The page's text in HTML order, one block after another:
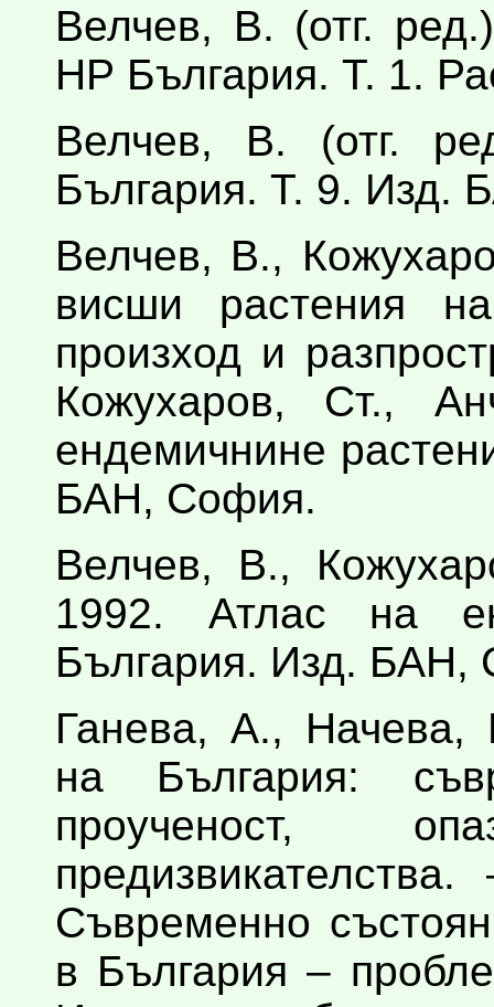
Велчев, В. (отг.
НР България. Т. 1.
Велчев, В. (отг.
България. Т. 9. Изд.
Велчев, В.,
висши растения
произход и
Кожухаров, Ст.,
ендемичнине
БАН, София.
Велчев, В.,
1992. Атлас на
България. Изд. БАН,
Ганева, А.,
на България:
проученост,
Съвременно
в България –